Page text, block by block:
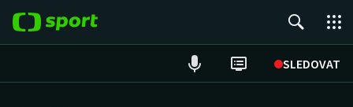
SLEDOVAT